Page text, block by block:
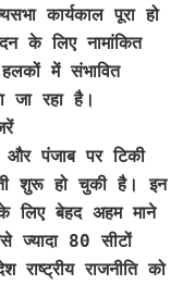
कार्यकाल पूरा हो
के लिए नामांकित
में संभावित
जा रहा है।
और पंजाब पर टिकी
शुरू हो चुकी है। इन
के लिए बेहद अहम माने
ज्यादा 80 सीटों
राजनीति को